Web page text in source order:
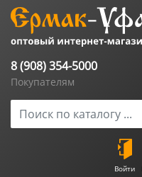
8 (908) 354-5000
Покупателям
Войти